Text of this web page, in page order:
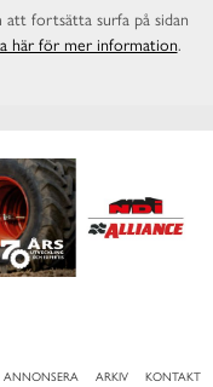
ANNONSERA ARKIV KONTAKT
att fortsätta surfa på sidan
här för mer information.